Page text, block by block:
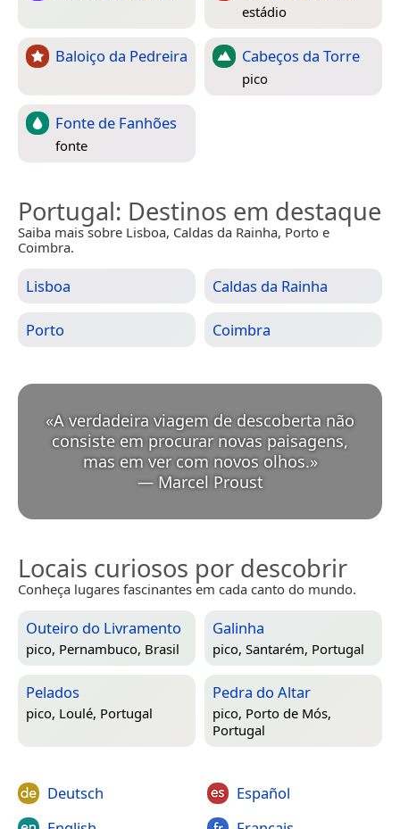
estádio
Baloiço da Pedreira Cabeços da Torre
pico
Fonte de Fanhões
fonte
Portugal: Destinos em destaque
Saiba mais sobre Lisboa, Caldas da Rainha, Porto e
Coimbra.
Lisboa Caldas da Rainha
Porto Coimbra
«A verdadeira viagem de descoberta não
consiste em procurar novas paisagens,
mas em ver com novos olhos. »
— Marcel Proust
Locais curiosos por descobrir
Conheça lugares fascinantes em cada canto do mundo.
Outeiro do Livramento
pico, Pernambuco, Brasil
Galinha
pico, Santarém, Portugal
Pelados
pico, Loulé, Portugal
Pedra do Altar
pico, Porto de Mós,
Portugal
Deutsch
Español